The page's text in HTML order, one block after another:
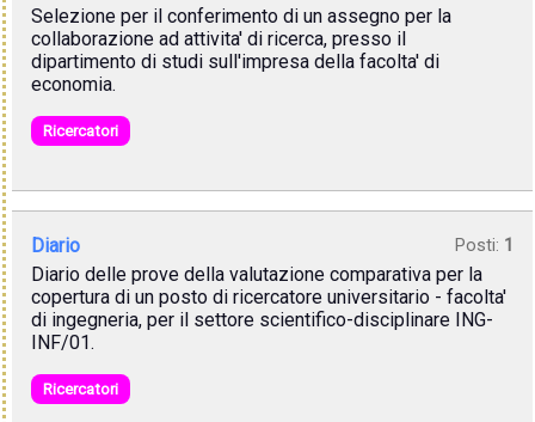
Selezione per il conferimento di un assegno per la
collaborazione ad attivita' di ricerca, presso il
dipartimento di studi sull'impresa della facolta' di
economia.
Ricercatori
Diario Posti: 1
Diario delle prove della valutazione comparativa per la
copertura di un posto di ricercatore universitario - facolta'
di ingegneria, per il settore scientifico-disciplinare ING-
INF/01.
Ricercatori